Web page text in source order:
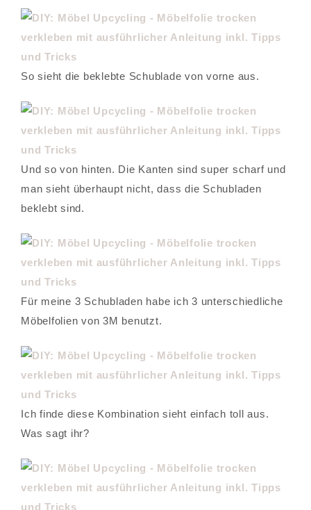
So sieht die beklebte Schublade von vorne aus.
Und so von hinten. Die Kanten sind super scharf und
man sieht überhaupt nicht, dass die Schubladen
beklebt sind.
Für meine 3 Schubladen habe ich 3 unterschiedliche
Möbelfolien von 3M benutzt.
Ich finde diese Kombination sieht einfach toll aus.
Was sagt ihr?